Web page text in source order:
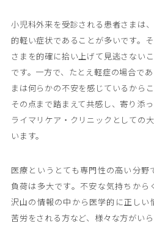
小児科外来を受診される患者さまは
的軽い症状であることが多いです。
さまを的確に拾い上げて見逃さない
です。一方で、たとえ軽症の場合で
まは何らかの不安を感じているから
その点まで踏まえて共感し、寄り添
ライマリケア・クリニックとしての
います。
医療というとても専門性の高い分
負荷は多大です。不安な気持ちから
沢山の情報の中から医学的に正しい
苦労をされる方など、様々な方がい